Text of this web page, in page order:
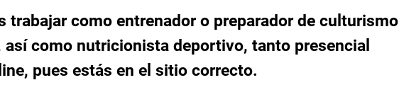
trabajar como entrenador o preparador de culturismo
como nutricionista deportivo, tanto presencial
pues estás en el sitio correcto.